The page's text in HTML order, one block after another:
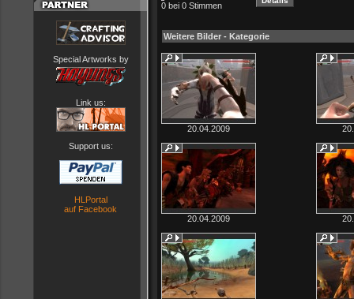
Special Artworks by
Link us:
Support us:
HLPortal
auf Facebook
0 bei 0 Stimmen
Weitere Bilder - Kategorie
20.04.2009
20.04.2009